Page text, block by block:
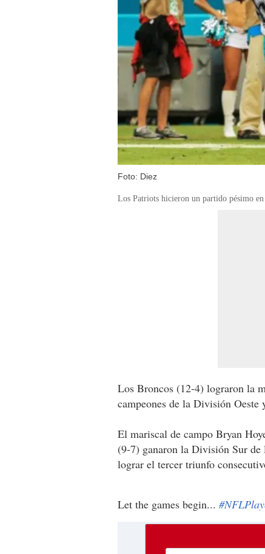
Foto: Diez
Los Patriots hicieron un partido pésimo
Los Broncos (12-4) lograron la
campeones de la División
El mariscal de campo Bryan
(9-7) ganaron la División Sur
lograr el tercer triunfo
Let the games begin...